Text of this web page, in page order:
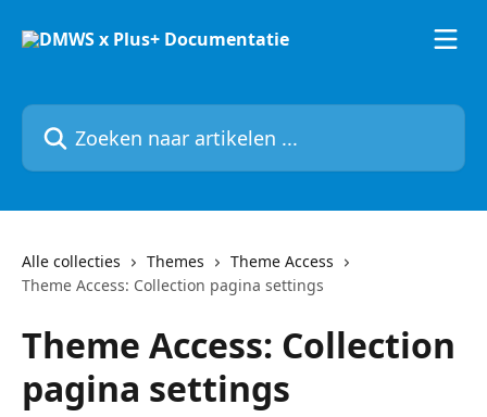
Zoeken naar artikelen ...
Alle collecties Themes
Theme Access
Theme Access: Collection pagina settings
Theme Access: Collection
pagina settings